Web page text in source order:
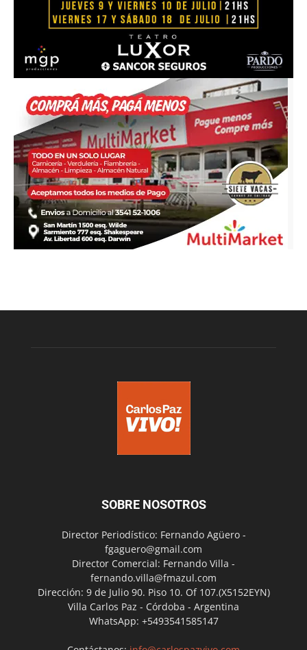
SOBRE NOSOTROS
Director Periodístico: Fernando Agüero -
fgaguero@gmail.com
Director Comercial: Fernando Villa -
fernando.villa@fmazul.com
Dirección: 9 de Julio 90. Piso 10. Of 107.(X5152EYN)
Villa Carlos Paz - Córdoba - Argentina
WhatsApp: +5493541585147